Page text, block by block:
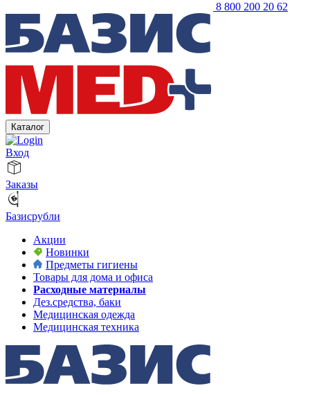
8 800 200 20 62
Каталог
Вход
Заказы
Базисрубли
Акции
Новинки
Предметы гигиены
Товары для дома и офиса
Расходные материалы
Дез.средства, баки
Медицинская одежда
Медицинская техника